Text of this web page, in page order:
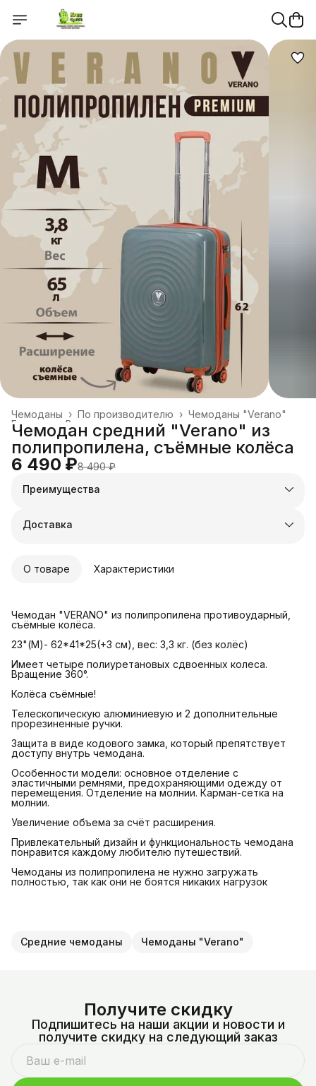
Чемоданы "Verano"
По производителю ›
Чемоданы ›
Все товары
Главная
Чемодан средний "Verano" из
полипропилена, съёмные колёса
6 490 ₽8 490 ₽
Преимущества
Оплата частями в Сплит
Удобный возврат
Доставка
О товаре Характеристики
Чемодан "VERANO" из полипропилена противоударный,
съёмные колёса.
23"(М)- 62*41*25(+3 см), вес: 3,3 кг. (без колёс)
Имеет четыре полиуретановых сдвоенных колеса.
Вращение 360°.
Колёса съёмные!
Телескопическую алюминиевую и 2 дополнительные
прорезиненные ручки.
Защита в виде кодового замка, который препятствует
доступу внутрь чемодана.
Особенности модели: основное отделение с
эластичными ремнями, предохраняющими одежду от
перемещения. Отделение на молнии. Карман-сетка на
молнии.
Увеличение объема за счёт расширения.
Привлекательный дизайн и функциональность чемодана
понравится каждому любителю путешествий.
Чемоданы из полипропилена не нужно загружать
полностью, так как они не боятся никаких нагрузок
Средние чемоданы Чемоданы "Verano"
Получите скидку
Подпишитесь на наши акции и новости и
получите скидку на следующий заказ